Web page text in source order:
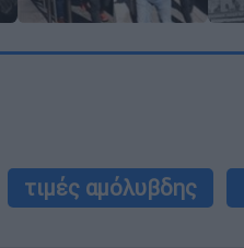
τιμές αμόλυβδης